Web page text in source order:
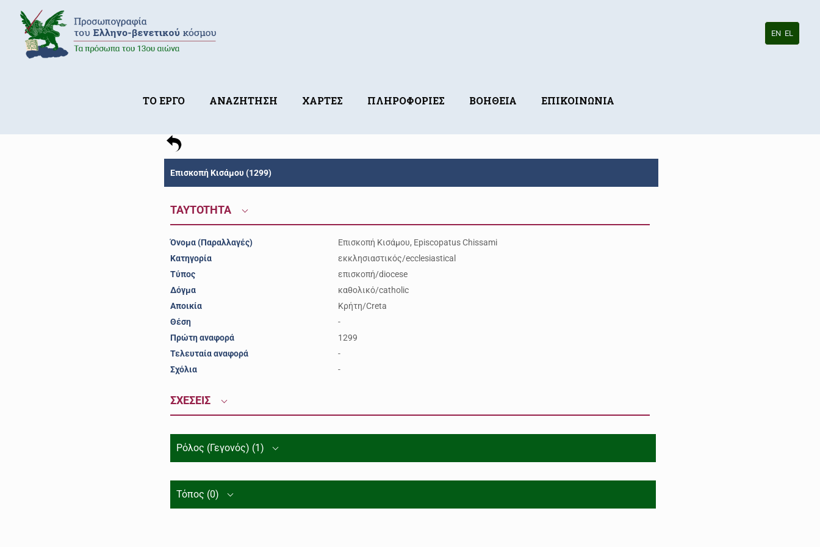
ΤΟ ΕΡΓΟ ΑΝΑΖΗΤΗΣΗ ΧΑΡΤΕΣ ΠΛΗΡΟΦΟΡΙΕΣ ΒΟΗΘΕΙΑ ΕΠΙΚΟΙΝΩΝΙΑ
EN EL
Επισκοπή Κισάμου (1299)
TAYTOTHTA
Όνομα (Παραλλαγές)
Επισκοπή Κισάμου, Episcopatus Chissami
Κατηγορία
εκκλησιαστικός/ecclesiastical
Τύπος
επισκοπή/diocese
Δόγμα
καθολικό/catholic
Αποικία
Κρήτη/Creta
Θέση
-
Πρώτη αναφορά
1299
Τελευταία αναφορά
-
Σχόλια
-
ΣΧΕΣΕΙΣ
Ρόλος (Γεγονός) (1)
Τόπος (0)